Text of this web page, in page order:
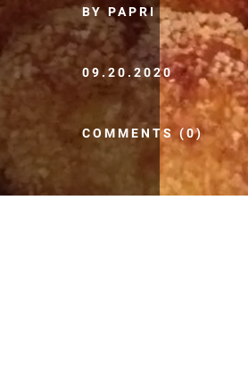
BY PAPRI
09.20.2020
COMMENTS (0)